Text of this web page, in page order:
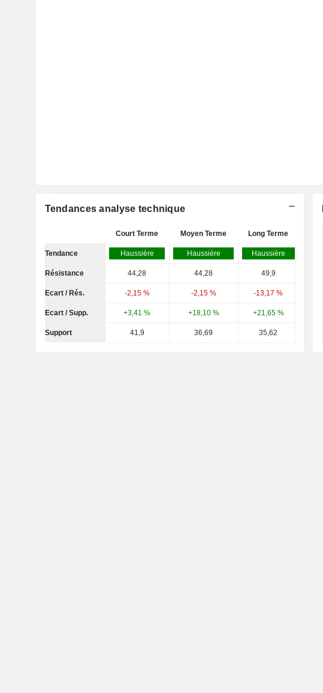
Tendances analyse technique
Court Terme Moyen Terme Long Terme
Tendance Haussière Haussière Haussière
Résistance 44,28 44,28 49,9
Ecart / Rés. -2,15 % -2,15 % -13,17 %
Ecart / Supp. +3,41 % +18,10 % +21,65 %
Support 41,9 36,69 35,62